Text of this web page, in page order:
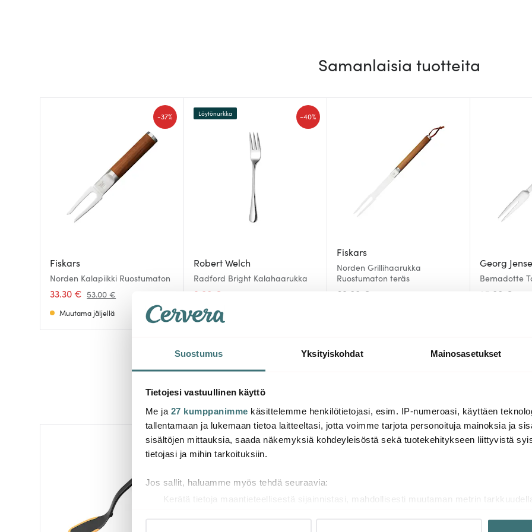
Suostumus Yksityiskohdat Mainosasetukset
Tietojesi vastuullinen käyttö
Me ja 27 kumppanimme käsittelemme henkilötietojasi, esim. IP-numeroasi, käyttäen
tallentamaan ja lukemaan tietoa laitteeltasi, jotta voimme tarjota personoituja mainoksia ja
sisältöjen mittauksia, saada näkemyksiä kohdeyleisöstä sekä tuotekehitykseen liittyvistä
tietojasi ja mihin tarkoituksiin.
Jos sallit, haluamme myös tehdä seuraavia:
Kerätä tietoja maantieteellisestä sijainnistasi, mahdollisesti muutaman metrin tarkkuudella
Samanlaisia tuotteita
Fiskars
Norden Kalapiikki Ruostumaton
33.30 € 53.00 €
-37%
Muutama jäljellä
Robert Welch
Radford Bright Kalahaarukka
9.00 €
-40%
Löytönurkka
Saatavilla
Fiskars
Norden Grillihaarukka
Ruostumaton teräs
69.00 €
Georg
Bernadotte
kpl
25.00 €
-40% -40% -41%